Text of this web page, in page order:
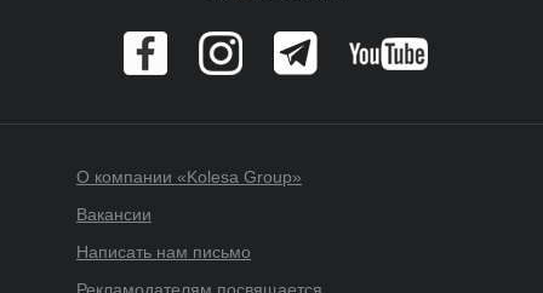
О компании «Kolesa Group»
Вакансии
Написать нам письмо